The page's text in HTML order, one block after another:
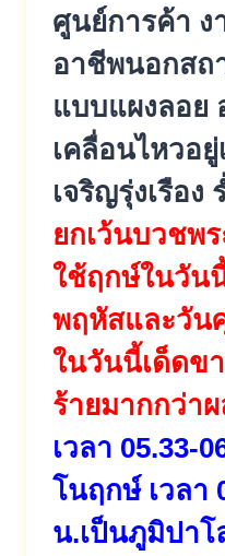
ศูนย์การค้า ง
อาชีพนอกสถ
แบบแผงลอย
เคลื่อนไหวอ
เจริญรุ่งเรือง
ยกเว้นบวชพ
ใช้ฤกษ์ในวัน
พฤหัสและวัน
ในวันนี้เด็ดข
ร้ายมากกว่า
เวลา 05.33-
โนฤกษ์ เวลา
น.เป็นภูมิปาโ